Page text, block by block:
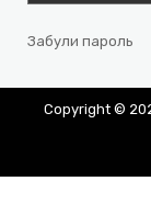
Забули пароль
Copyright ©